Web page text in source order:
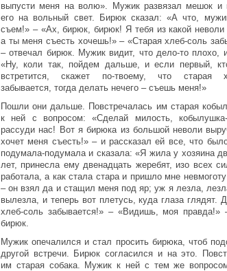
выпусти меня на волю». Мужик развязал мешок и
его на вольный свет. Бирюк сказал: «А что,
съем!» – «Ах, бирюк, бирюк! Я тебя из какой неволи
а ты меня съесть хочешь!» – «Старая хлеб-соль
– отвечал бирюк. Мужик видит, что дело-то плохо,
«Ну, коли так, пойдем дальше, и если первый,
встретится, скажет по-твоему, что старая
забывается, тогда делать нечего – съешь меня!»
Пошли они дальше. Повстречалась им старая
к ней с вопросом: «Сделай милость, кобылушка-
рассуди нас! Вот я бирюка из большой неволи
хочет меня съесть!» – и рассказал ей все, что
подумала-подумала и сказала: «Я жила у хозяина
лет, принесла ему двенадцать жеребят, изо всех
работала, а как стала стара и пришло мне невмоготу
– он взял да и стащил меня под яр; уж я лезла,
вылезла, и теперь вот плетусь, куда глаза глядят.
хлеб-соль забывается!» – «Видишь, моя правда!»
бирюк.
Мужик опечалился и стал просить бирюка, чтоб
другой встречи. Бирюк согласился и на это.
им старая собака. Мужик к ней с тем же